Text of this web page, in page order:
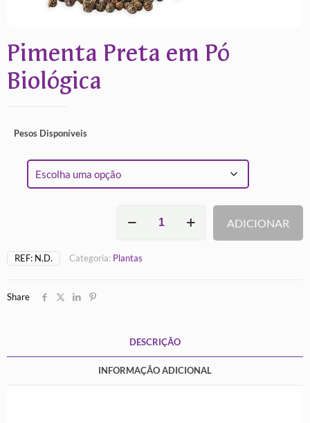
Pimenta Preta em Pó
Biológica
Pesos Disponíveis
em
ADICIONAR
REF: N.D. Categoria: Plantas
Share
DESCRIÇÃO
INFORMAÇÃO ADICIONAL